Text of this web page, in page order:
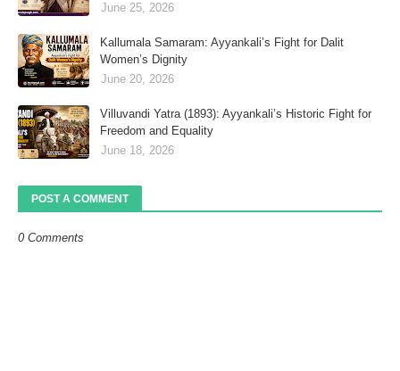
June 25, 2026
Kallumala Samaram: Ayyankali’s Fight for Dalit
Women’s Dignity
June 20, 2026
Villuvandi Yatra (1893): Ayyankali’s Historic Fight for
Freedom and Equality
June 18, 2026
POST A COMMENT
0 Comments